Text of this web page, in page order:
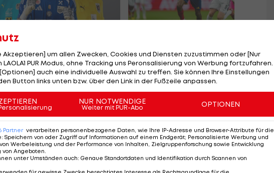
teuersten ÖFB-
der
Olympiasieger vor
Wechsel zu Arsenal
Premier League
Akzeptieren] um allen Zwecken, Cookies und Diensten zuzustimmen oder [Nur
PUR Modus, ohne Tracking uns Peronsalisierung von Werbung fortzufahren.
auch eine individuelle Auswahl zu treffen. Sie können Ihre Einstellungen
Button links unten bzw. über den Link in der Fußzeile anpassen.
NUR NOTWENDIGE
Weiter mit PUR-Abo OPTIONEN
Partner verarbeiten personenbezogene Daten, wie Ihre IP-Adresse und Browser-Attribute für die
: Speichern von oder Zugriff auf Informationen auf einem Endgerät; Personalisierte Werbung und
Werbeleistung und der Performance von Inhalten, Zielgruppenforschung sowie Entwicklung
von Angeboten.
unter Umständen auch: Genaue Standortdaten und Identifikation durch Scannen von